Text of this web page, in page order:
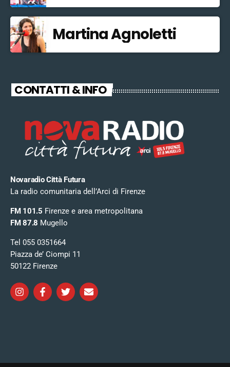
Martina Agnoletti
CONTATTI & INFO
Novaradio Città Futura
La radio comunitaria dell’Arci di Firenze
FM 101.5 Firenze e area metropolitana
FM 87.8 Mugello
Tel 055 0351664
Piazza de’ Ciompi 11
50122 Firenze